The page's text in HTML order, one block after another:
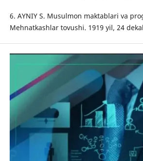
6. AYNIY S. Musulmon maktablari va
Mehnatkashlar tovushi. 1919 yil, 24